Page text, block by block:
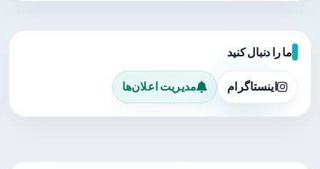
ما را دنبال کنید
اینستاگرام مدیریت اعلان‌ها